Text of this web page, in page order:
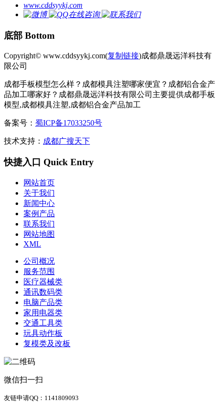
www.cddsyykj.com
底部 Bottom
Copyright© www.cddsyykj.com(复制链接)成都鼎晟远洋科技有
限公司
成都手板模型怎么样？成都模具注塑哪家便宜？成都铝合金产
品加工哪家好？成都鼎晟远洋科技有限公司主要提供成都手板
模型,成都模具注塑,成都铝合金产品加工
备案号： 蜀ICP备17033250号
技术支持： 成都广搜天下
快捷入口 Quick Entry
网站首页
关于我们
新闻中心
案例产品
联系我们
网站地图
XML
公司概况
服务范围
医疗器械类
通讯数码类
电脑产品类
家用电器类
交通工具类
玩具动作板
复模类及改板
微信扫一扫
友链申请QQ：1141809093